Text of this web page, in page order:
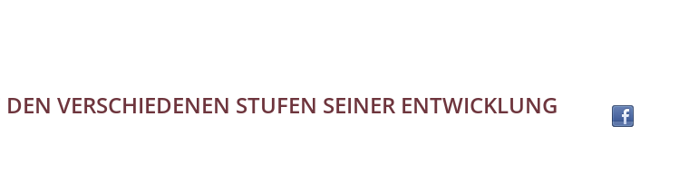
VERSCHIEDENEN STUFEN SEINER ENTWICKLUNG